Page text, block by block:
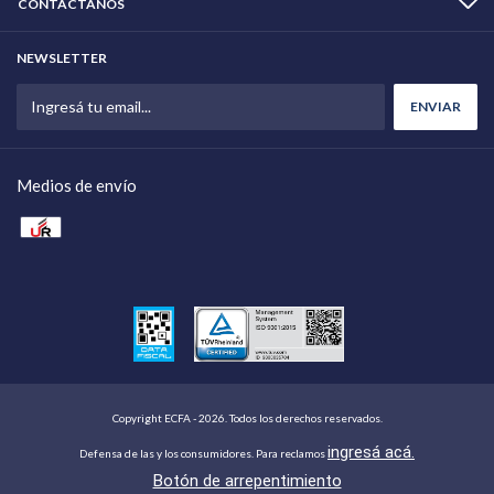
CONTACTÁNOS
NEWSLETTER
Medios de envío
Copyright ECFA - 2026. Todos los derechos reservados.
Defensa de las y los consumidores. Para reclamosingresá acá.
Botón de arrepentimiento